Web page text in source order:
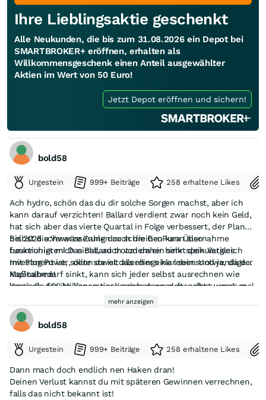
Wer hier keinen Bock hat zu investieren der sollte sich hier
nicht mehr ungeduldig mit Floskeln abmühen und von mir aus
in DAX Werten investieren… der Wind wird sich drehen 💪
Ihre Lieblingsaktie geschenkt
Alle Neukunden, die bis zum 31.08.2026 ein Depot bei
SMARTBROKER+ eröffnen, erhalten als
Willkommensgeschenk einen Anteil ausgewählter
Aktien im Wert von 50 Euro!
Jetzt Depot eröffnen und sichern!
bold58
Urgestein 999+ Beiträge 258 erhaltene Likes
Ach hydro, schön das du dir solche Sorgen machst, aber ich
kann darauf verzichten! Ballard verdient zwar noch kein Geld,
hat sich aber das vierte Quartal in Folge verbessert, der Plan
bis 2028 schwarze Zahlen zu schreiben kann also
funktionieren! Das Ballard trotzdem ein sehr spekulatives
Investment ist, sollte soweit allerdings klar sein. Und ja, da der
Kapitalbedarf sinkt, kann sich jeder selbst ausrechnen wie
lange die 500 Millionen noch reichen werden, selbst wenn es
zu Verzögerungen kommt und BP doch noch ein Quartal
verreißt , sag ich mal, nein ich habe noch lange keine Angst vor
einer Insolvenz!
Selbst die Verwässerung durch die GeoPura Übernahme
beunruhigt mich nicht, auch von daher hinkt dein Vergleich
mit Plug Power, denn da ist das eher eine lebensnotwendige
Maßnahme!
Komisch das ihr Konsortien immer dann auftaucht, wenn’s mal
naht!
Aber von dir wie gewohnt schön verpackt mit Geschenkpapier
und Schleife, süß 🥰
mehr anzeigen
bold58
Urgestein 999+ Beiträge 258 erhaltene Likes
Dann mach doch endlich nen Haken dran!
Deinen Verlust kannst du mit späteren Gewinnen verrechnen,
falls das nicht bekannt ist!